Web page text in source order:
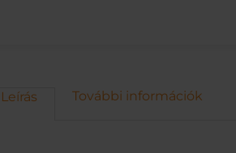
Leírás További információk